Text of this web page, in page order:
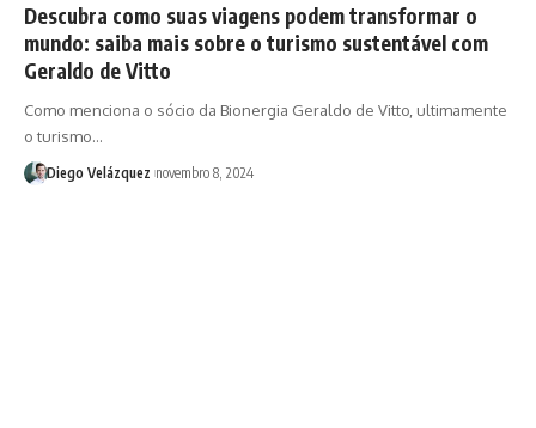
Descubra como suas viagens podem transformar o
mundo: saiba mais sobre o turismo sustentável com
Geraldo de Vitto
Como menciona o sócio da Bionergia Geraldo de Vitto, ultimamente
o turismo…
Diego Velázquez novembro 8, 2024